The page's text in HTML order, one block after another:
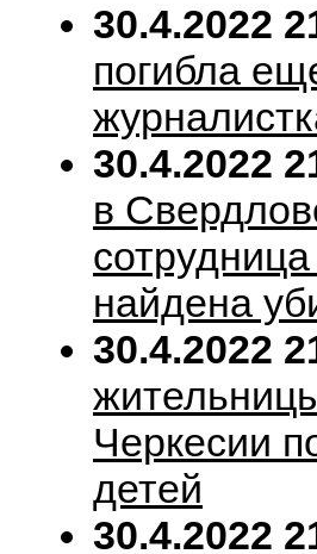
30.4.2022
погибла
30.4.2022
в
найдена
30.4.2022
Черкесии
детей
30.4.2022